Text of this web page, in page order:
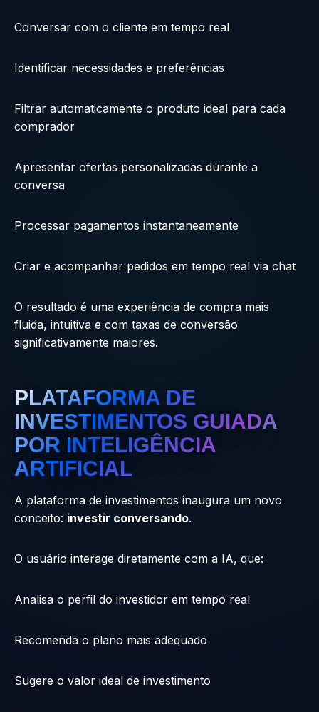
Conversar com o cliente em tempo real
Identificar necessidades e preferências
Filtrar automaticamente o produto ideal para cada
comprador
Apresentar ofertas personalizadas durante a
conversa
Processar pagamentos instantaneamente
Criar e acompanhar pedidos em tempo real via chat
O resultado é uma experiência de compra mais
fluida, intuitiva e com taxas de conversão
significativamente maiores.
PLATAFORMA DE
INVESTIMENTOS GUIADA
POR INTELIGÊNCIA
ARTIFICIAL
A plataforma de investimentos inaugura um novo
conceito: investir conversando.
O usuário interage diretamente com a IA, que:
Analisa o perfil do investidor em tempo real
Recomenda o plano mais adequado
Sugere o valor ideal de investimento